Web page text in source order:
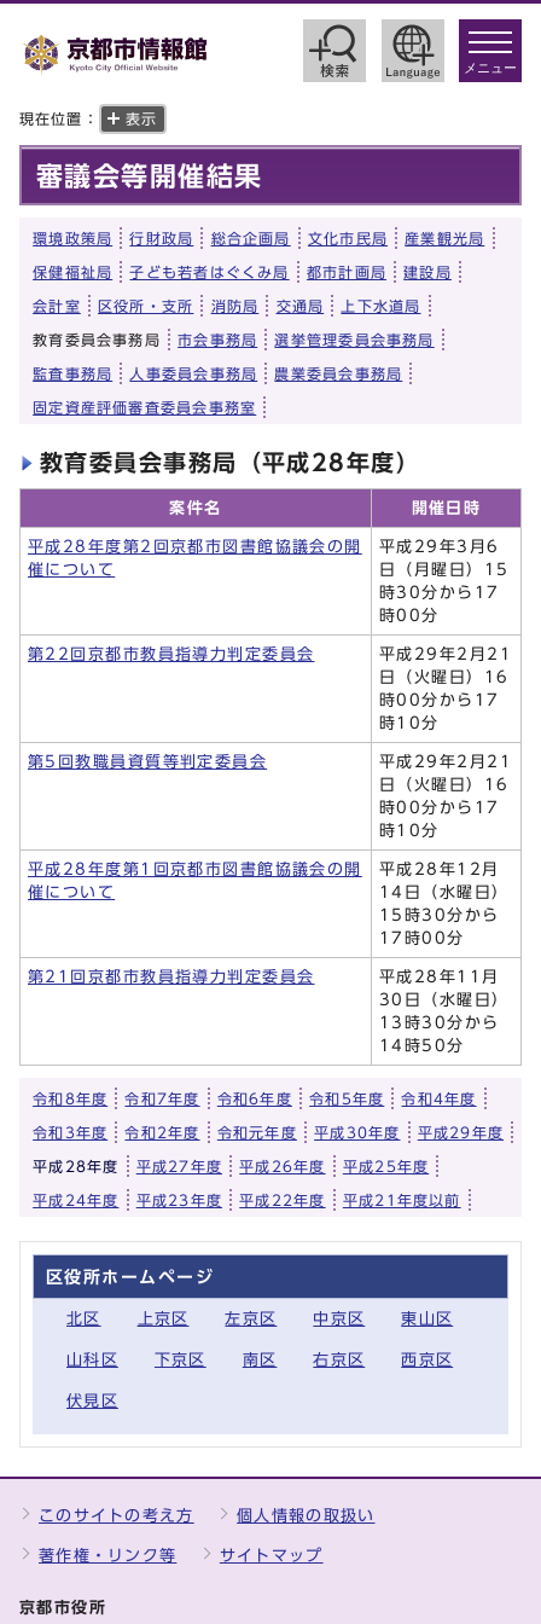
toggle
メニュー
現在位置： 表示
審議会等開催結果
環境政策局 行財政局 総合企画局 文化市民局 産業観光局
保健福祉局 子ども若者はぐくみ局 都市計画局 建設局
会計室 区役所・支所 消防局 交通局 上下水道局
教育委員会事務局 市会事務局 選挙管理委員会事務局
監査事務局 人事委員会事務局 農業委員会事務局
固定資産評価審査委員会事務室
教育委員会事務局（平成28年度）
案件名 開催日時
平成28年度第2回京都市図書館協議会の開
催について
平成29年3月6
日（月曜日）15
時30分から17
時00分
第22回京都市教員指導力判定委員会
平成29年2月21
日（火曜日）16
時00分から17
時10分
第5回教職員資質等判定委員会
平成29年2月21
日（火曜日）16
時00分から17
時10分
平成28年度第1回京都市図書館協議会の開
催について
平成28年12月
14日（水曜日）
15時30分から
17時00分
第21回京都市教員指導力判定委員会
平成28年11月
30日（水曜日）
13時30分から
14時50分
令和8年度 令和7年度 令和6年度 令和5年度 令和4年度
令和3年度 令和2年度 令和元年度 平成30年度 平成29年度
平成28年度 平成27年度 平成26年度 平成25年度
平成24年度 平成23年度 平成22年度 平成21年度以前
区役所ホームページ
北区 上京区 左京区 中京区 東山区
山科区 下京区 南区 右京区 西京区
伏見区
このサイトの考え方 個人情報の取扱い
著作権・リンク等 サイトマップ
京都市役所